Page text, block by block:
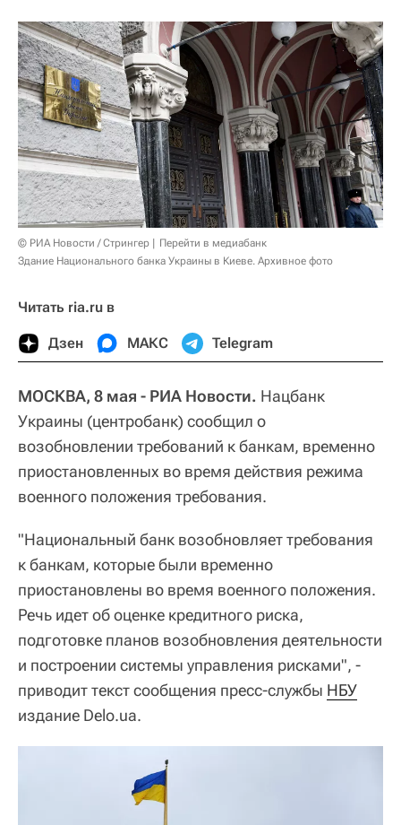
© РИА Новости / Стрингер
Перейти в медиабанк
Здание Национального банка Украины в Киеве. Архивное фото
Читать ria.ru в
Дзен МАКС Telegram
МОСКВА, 8 мая - РИА Новости. Нацбанк
Украины (центробанк) сообщил о
возобновлении требований к банкам, временно
приостановленных во время действия режима
военного положения требования.
"Национальный банк возобновляет требования
к банкам, которые были временно
приостановлены во время военного положения.
Речь идет об оценке кредитного риска,
подготовке планов возобновления деятельности
и построении системы управления рисками", -
приводит текст сообщения пресс-службы НБУ
издание Delo.ua.